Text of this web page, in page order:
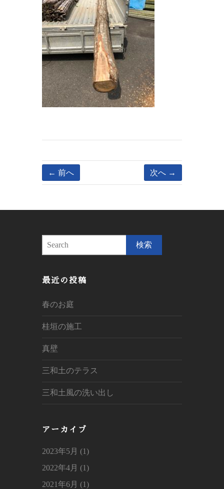
← 前へ 次へ →
e
r
最近の投稿
春のお庭
桂垣の施工
真壁
三和土のテラス
三和土風の洗い出し
アーカイブ
2023年5月 (1)
2022年4月 (1)
2021年6月 (1)